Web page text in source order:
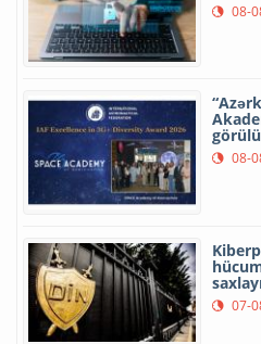
08-
08-
07-